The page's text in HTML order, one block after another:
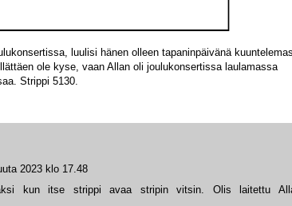
luulisi hänen olleen tapaninpäivänä
ole kyse, vaan Allan oli joulukonsertissa laulamassa
Strippi 5130.
2023 klo 17.48
kun itse strippi avaa stripin vitsin. Olis laitettu